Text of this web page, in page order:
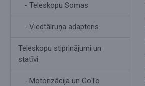
- Teleskopu Somas
- Viedtālruņa adapteris
Teleskopu stiprinājumi un
statīvi
- Motorizācija un GoTo